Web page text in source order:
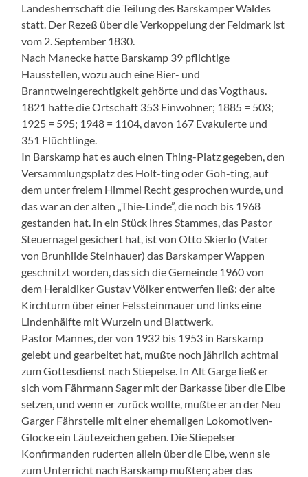
Landesherrschaft die Teilung des Barskamper Waldes
statt. Der Rezeß über die Verkoppelung der Feldmark ist
vom 2. September 1830.
Nach Manecke hatte Barskamp 39 pflichtige
Hausstellen, wozu auch eine Bier- und
Branntweingerechtigkeit gehörte und das Vogthaus.
1821 hatte die Ortschaft 353 Einwohner; 1885 = 503;
1925 = 595; 1948 = 1104, davon 167 Evakuierte und
351 Flüchtlinge.
In Barskamp hat es auch einen Thing-Platz gegeben, den
Versammlungsplatz des Holt-ting oder Goh-ting, auf
dem unter freiem Himmel Recht gesprochen wurde, und
das war an der alten „Thie-Linde”, die noch bis 1968
gestanden hat. In ein Stück ihres Stammes, das Pastor
Steuernagel gesichert hat, ist von Otto Skierlo (Vater
von Brunhilde Steinhauer) das Barskamper Wappen
geschnitzt worden, das sich die Gemeinde 1960 von
dem Heraldiker Gustav Völker entwerfen ließ: der alte
Kirchturm über einer Felssteinmauer und links eine
Lindenhälfte mit Wurzeln und Blattwerk.
Pastor Mannes, der von 1932 bis 1953 in Barskamp
gelebt und gearbeitet hat, mußte noch jährlich achtmal
zum Gottesdienst nach Stiepelse. In Alt Garge ließ er
sich vom Fährmann Sager mit der Barkasse über die Elbe
setzen, und wenn er zurück wollte, mußte er an der Neu
Garger Fährstelle mit einer ehemaligen Lokomotiven-
Glocke ein Läutezeichen geben. Die Stiepelser
Konfirmanden ruderten allein über die Elbe, wenn sie
zum Unterricht nach Barskamp mußten; aber das